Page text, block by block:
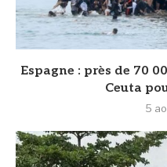
‎Espagne : près de 70
Ceuta
5